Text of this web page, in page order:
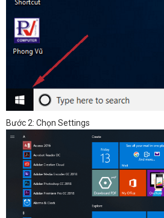
Bước 2: Chọn Settings